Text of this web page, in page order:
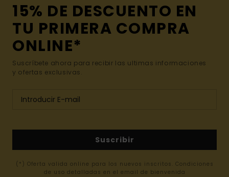
15% DE DESCUENTO EN
TU PRIMERA COMPRA
ONLINE*
Suscríbete ahora para recibir las ultimas informaciones
y ofertas exclusivas.
Suscribir
(*) Oferta valida online para los nuevos inscritos. Condiciones
de uso detalladas en el email de bienvenida